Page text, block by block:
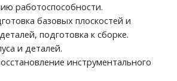
работоспособности.
базовых плоскостей и
подготовка к сборке.
и деталей.
инструментального